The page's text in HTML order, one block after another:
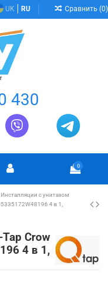
UK RU Сравнить (0)
430
0
Инсталляции с унитазом
4 в 1,
Crow
4 в 1,